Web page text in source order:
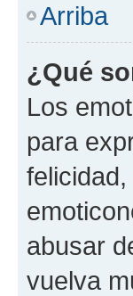
Arriba
¿Qué
Los
para
abusar
vuelva